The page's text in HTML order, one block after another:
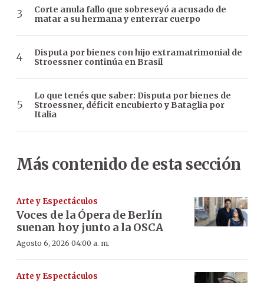
Corte anula fallo que sobreseyó a acusado de
matar a su hermana y enterrar cuerpo
Disputa por bienes con hijo extramatrimonial de
Stroessner continúa en Brasil
Lo que tenés que saber: Disputa por bienes de
Stroessner, déficit encubierto y Bataglia por
Italia
Más contenido de esta sección
Arte y Espectáculos
Voces de la Ópera de Berlín
suenan hoy junto a la OSCA
Agosto 6, 2026 04:00 a. m.
Arte y Espectáculos